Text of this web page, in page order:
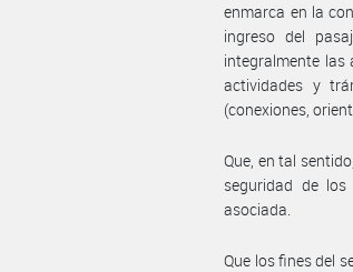
enmarca en la
ingreso del
integralmente las
actividades y
(conexiones,
Que, en tal
seguridad de
asociada.
Que los fines del